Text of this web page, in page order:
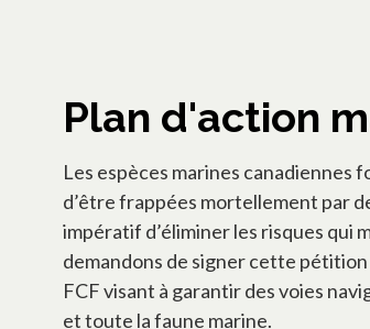
Plan d'action
Les espèces marines canadiennes
d’être frappées mortellement par
impératif d’éliminer les risques qui
demandons de signer cette pétition
FCF visant à garantir des voies
et toute la faune marine.